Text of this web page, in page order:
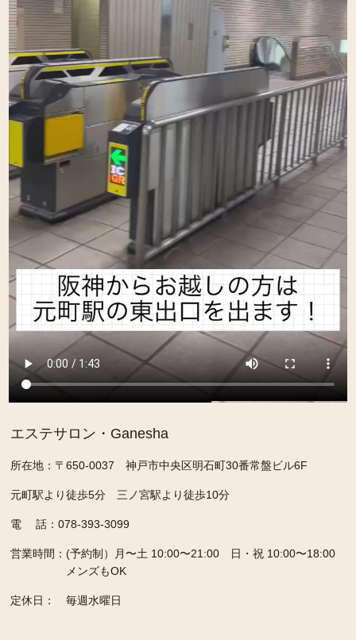
エステサロン・Ganesha
所在地：〒650-0037 神戸市中央区明石町30番常盤ビル6F
元町駅より徒歩5分 三ノ宮駅より徒歩10分
電 話：078-393-3099
営業時間： (予約制）月〜土 10:00〜21:00 日・祝 10:00〜18:00
メンズもOK
定休日： 毎週水曜日